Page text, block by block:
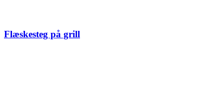
Flæskesteg på grill